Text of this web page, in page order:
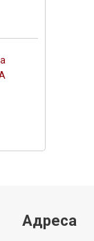
Адреса